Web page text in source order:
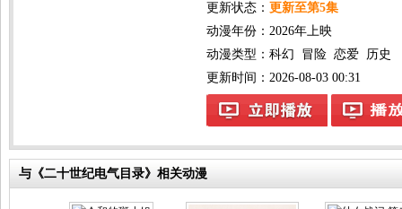
更新状态： 更新至第5集
动漫年份： 2026年上映
动漫类型： 科幻 冒险 恋爱 历史
更新时间：2026-08-03 00:31
与《二十世纪电气目录》相关动漫